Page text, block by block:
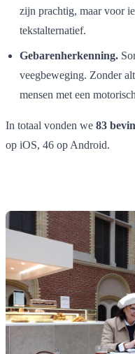
zijn prachtig, maar voor
tekstalternatief.
Gebarenherkenning.
veegbeweging. Zonder
mensen met een
In totaal vonden we 83
op iOS, 46 op Android.